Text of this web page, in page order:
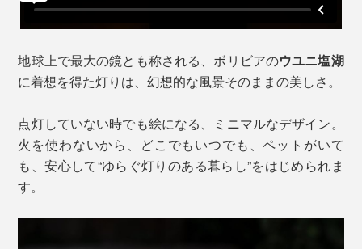
地球上で最大の鏡とも称される、ボリビアのウユニ塩湖
に着想を得た灯りは、幻想的な風景そのままの美しさ。
点灯していない時でも絵になる、ミニマルなデザイン。
火を使わないから、どこでもいつでも、ペットがいて
も、安心して“ゆらぐ灯りのある暮らし”をはじめられま
す。